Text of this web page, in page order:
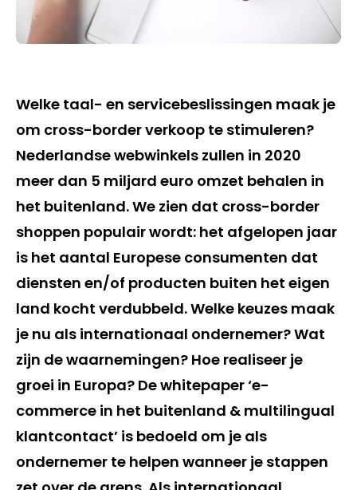
Welke taal- en servicebeslissingen maak je
om cross-border verkoop te stimuleren?
Nederlandse webwinkels zullen in 2020
meer dan 5 miljard euro omzet behalen in
het buitenland. We zien dat cross-border
shoppen populair wordt: het afgelopen jaar
is het aantal Europese consumenten dat
diensten en/of producten buiten het eigen
land kocht verdubbeld. Welke keuzes maak
je nu als internationaal ondernemer? Wat
zijn de waarnemingen? Hoe realiseer je
groei in Europa? De whitepaper ‘e-
commerce in het buitenland & multilingual
klantcontact’ is bedoeld om je als
ondernemer te helpen wanneer je stappen